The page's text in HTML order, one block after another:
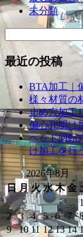
未分類
最近の投稿
BTA加工｜
様々材質の
止め穴加工
偏心孔明け
ヘッド回転
け加工を行
2026年8月
日 月 火 水 木 金
2
3 4 5 6 7
9
10 11 12 13 14